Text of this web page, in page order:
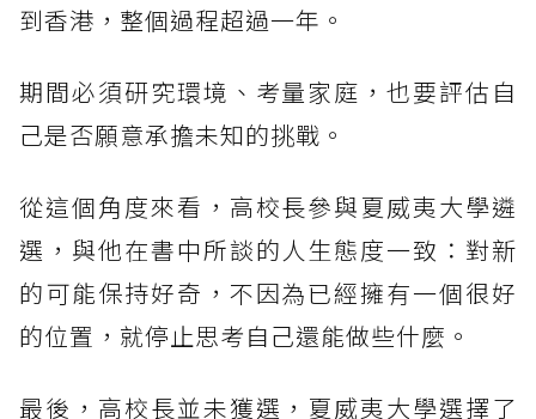
到香港，整個過程超過一年。
期間必須研究環境、考量家庭，也要評估自
己是否願意承擔未知的挑戰。
從這個角度來看，高校長參與夏威夷大學遴
選，與他在書中所談的人生態度一致：對新
的可能保持好奇，不因為已經擁有一個很好
的位置，就停止思考自己還能做些什麼。
最後，高校長並未獲選，夏威夷大學選擇了